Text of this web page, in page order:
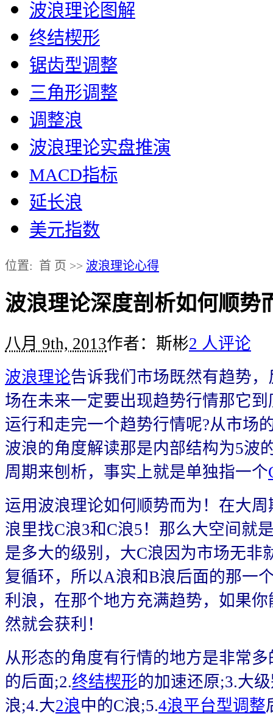
波浪理论图解
终结楔形
锯齿型调整
三角形调整
调整浪
波浪理论实盘推演
MACD指标
延长浪
美元指数
位置: 首 页 >> 波浪理论心得
波浪理论深度剖析如何顺势
八月 9th, 2013作者：斯彬2 人评论
波浪理论告诉我们市场既然有趋势
场在未来一定要出现趋势行情那它
运行和走完一个趋势行情呢?从市场
波浪的角度解读那是内部结构为5波
周期来刨析，事实上就是单独指一个
运用波浪理论如何顺势而为！在大
浪里找C浪3和C浪5！那么大空间就
是多大的级别，大C浪因为市场无非
复循环，所以A浪和B浪后面的那一
利浪，在那个地方充满趋势，如果
然就会获利！
从形态的角度有行情的地方是非常多
的后面;2.终结楔形的加速还原;3.大
浪;4.大2浪中的C浪;5.4浪平台型调整